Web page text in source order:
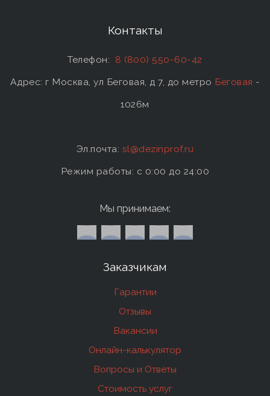
Контакты
Телефон: 8 (800) 550-60-42
Адрес: г Москва, ул Беговая, д 7, до метро Беговая -
1026м
Эл.почта: sl@dezinprof.ru
Режим работы: c 0:00 до 24:00
Мы принимаем:
Заказчикам
Гарантии
Отзывы
Вакансии
Онлайн-калькулятор
Вопросы и Ответы
Стоимость услуг